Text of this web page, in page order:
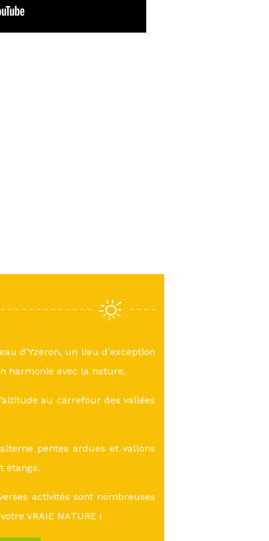
d'Yzeron, un lieu d'exception
harmonie avec la nature.
au carrefour des vallées
pentes ardues et vallons
étangs.
activités sont nombreuses
VRAIE NATURE !